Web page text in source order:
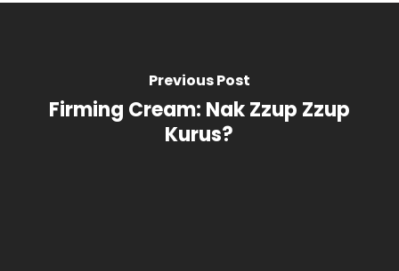
Previous Post
Firming Cream: Nak Zzup Zzup
Kurus?